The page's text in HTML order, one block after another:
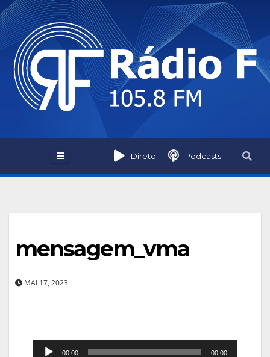
Skip
to
content
Direto Podcasts
mensagem_vma
MAI 17, 2023
Reprodutor
00:00 00:00